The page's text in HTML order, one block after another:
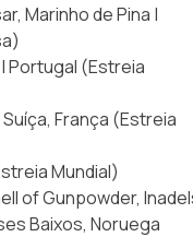
Marinho de Pina |
Portugal (Estreia
França (Estreia
Mundial)
of Gunpowder,
Baixos, Noruega